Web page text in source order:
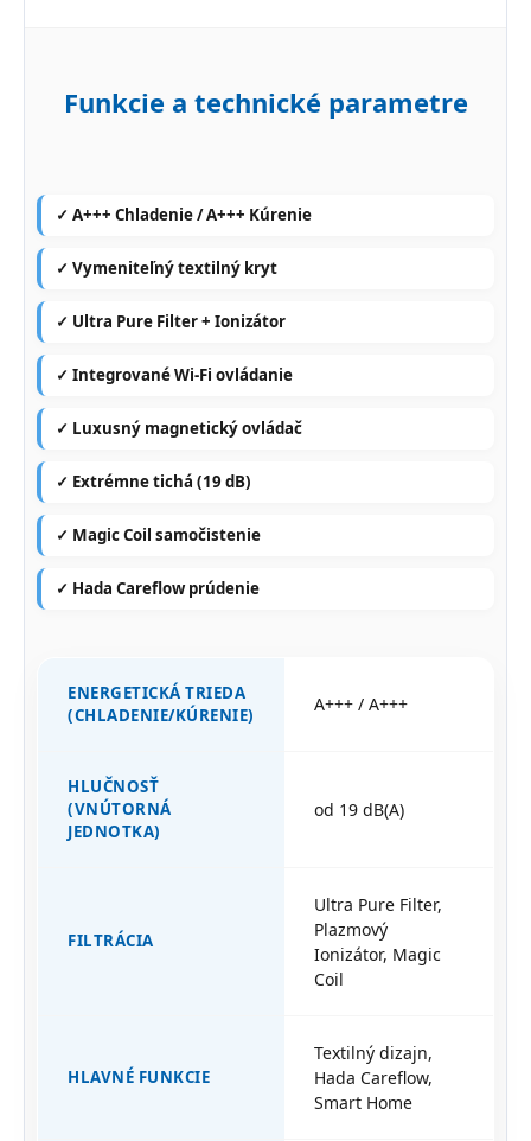
Funkcie a technické parametre
✓ A+++ Chladenie / A+++ Kúrenie
✓ Vymeniteľný textilný kryt
✓ Ultra Pure Filter + Ionizátor
✓ Integrované Wi-Fi ovládanie
✓ Luxusný magnetický ovládač
✓ Extrémne tichá (19 dB)
✓ Magic Coil samočistenie
✓ Hada Careflow prúdenie
ENERGETICKÁ TRIEDA
(CHLADENIE/KÚRENIE)
A+++ / A+++
HLUČNOSŤ
(VNÚTORNÁ
JEDNOTKA)
od 19 dB(A)
FILTRÁCIA
Ultra Pure Filter,
Plazmový
Ionizátor, Magic
Coil
HLAVNÉ FUNKCIE
Textilný dizajn,
Hada Careflow,
Smart Home